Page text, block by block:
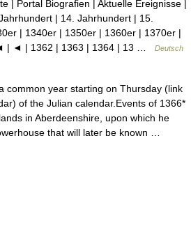
| Portal Biografien | Aktuelle Ereignisse |
| 14. Jahrhundert | 15.
| 1340er | 1350er | 1360er | 1370er |
| ◄ | 1362 | 1363 | 1364 | 13 …
Deutsch
common year starting on Thursday (link
of the Julian calendar.Events of 1366*
in Aberdeenshire, upon which he
that will later be known …